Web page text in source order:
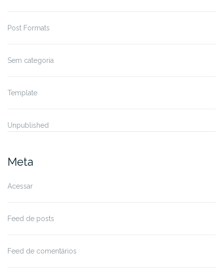
Post Formats
Sem categoria
Template
Unpublished
Meta
Acessar
Feed de posts
Feed de comentários